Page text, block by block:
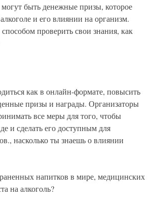
быть денежные призы, которое
и его влиянии на организм.
проверить свои знания, как
как в онлайн-формате, повысить
призы и награды. Организаторы
все меры для того, чтобы
и сделать его доступным для
насколько ты знаешь о влиянии
напитков в мире, медицинских
на алкоголь?